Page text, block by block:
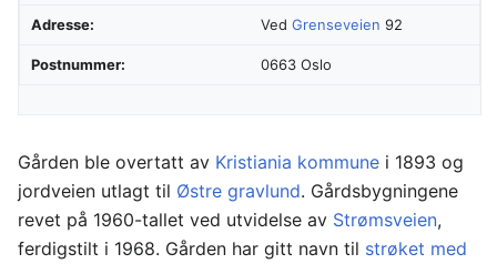
Adresse: Ved Grenseveien 92
Postnummer: 0663 Oslo
Gården ble overtatt av Kristiania kommune i 1893 og
jordveien utlagt til Østre gravlund. Gårdsbygningene
revet på 1960-tallet ved utvidelse av Strømsveien,
ferdigstilt i 1968. Gården har gitt navn til strøket med